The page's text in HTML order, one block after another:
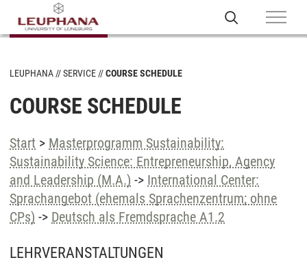
LEUPHANA SERVICE COURSE SCHEDULE
COURSE SCHEDULE
Start > Masterprogramm Sustainability:
Sustainability Science: Entrepreneurship, Agency
and Leadership (M.A.) -> International Center:
Sprachangebot (ehemals Sprachenzentrum; ohne
CPs) -> Deutsch als Fremdsprache A1.2
LEHRVERANSTALTUNGEN